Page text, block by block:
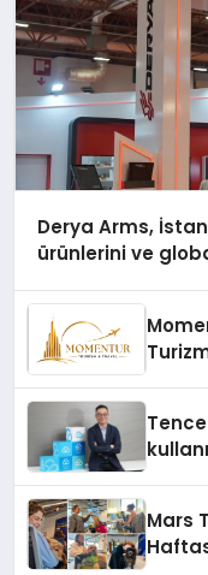
Derya Arms,
ürünlerini ve
Mars